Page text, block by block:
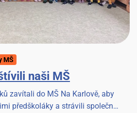
MŠ
naši MŠ
zavítali do MŠ Na Karlově, aby
předškoláky a strávili společné